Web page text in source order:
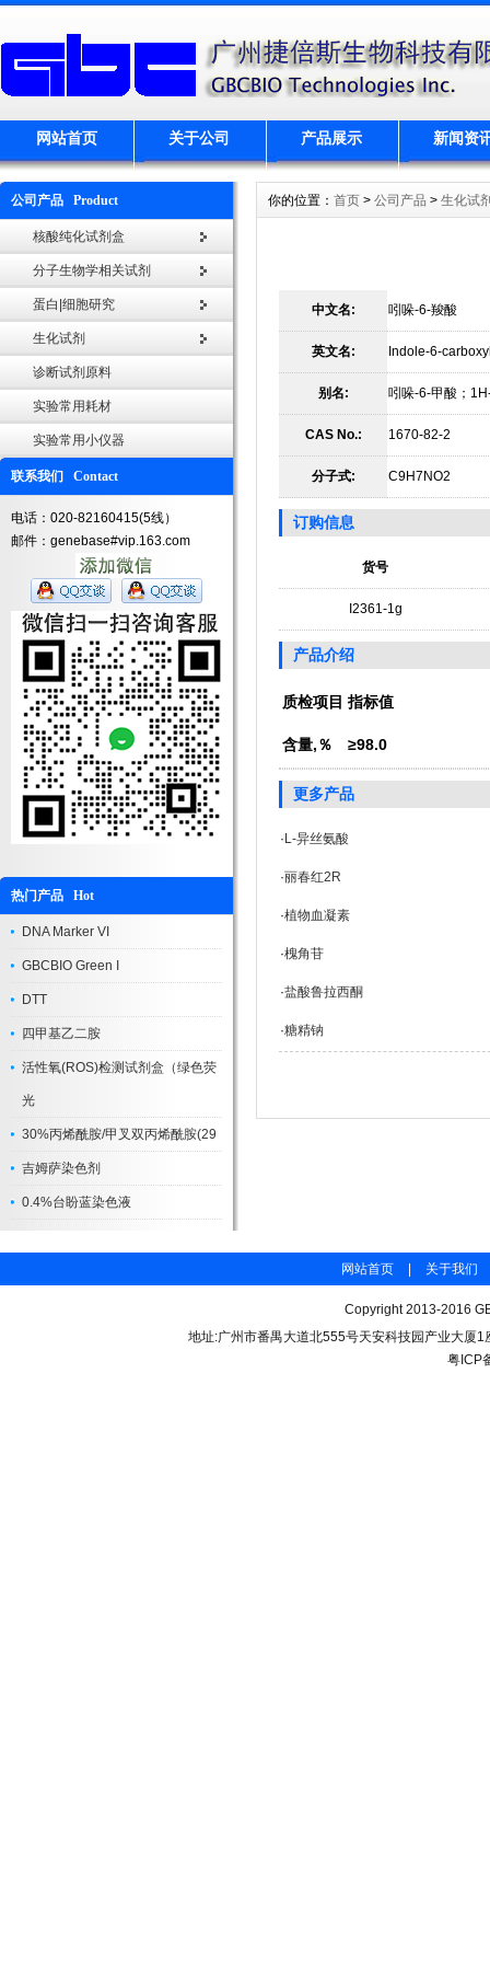
网站首页 关于公司 产品展示 新闻资
公司产品 Product
核酸纯化试剂盒
分子生物学相关试剂
蛋白|细胞研究
生化试剂
诊断试剂原料
实验常用耗材
实验常用小仪器
联系我们 Contact
电话：020-82160415(5线）
邮件：genebase#vip.163.com
热门产品 Hot
DNA Marker VI
GBCBIO Green I
DTT
四甲基乙二胺
活性氧(ROS)检测试剂盒（绿色荧
光
30%丙烯酰胺/甲叉双丙烯酰胺(29
吉姆萨染色剂
0.4%台盼蓝染色液
你的位置： 首页 > 公司产品 > 生化试
中文名: 吲哚-6-羧酸
英文名: Indole-6-
别名: 吲哚-6-甲酸；
CAS No.: 1670-82-2
分子式: C9H7NO2
订购信息
货号
I2361-1g
产品介绍
质检项目 指标值
含量,％ ≥98.0
更多产品
· L-异丝氨酸
·丽春红2R
·植物血凝素
·槐角苷
·盐酸鲁拉西酮
·糖精钠
网站首页 关于我们
Copyright 2013-2016
地址:广州市番禺大道北555号天安科技园产业大厦
粤ICP